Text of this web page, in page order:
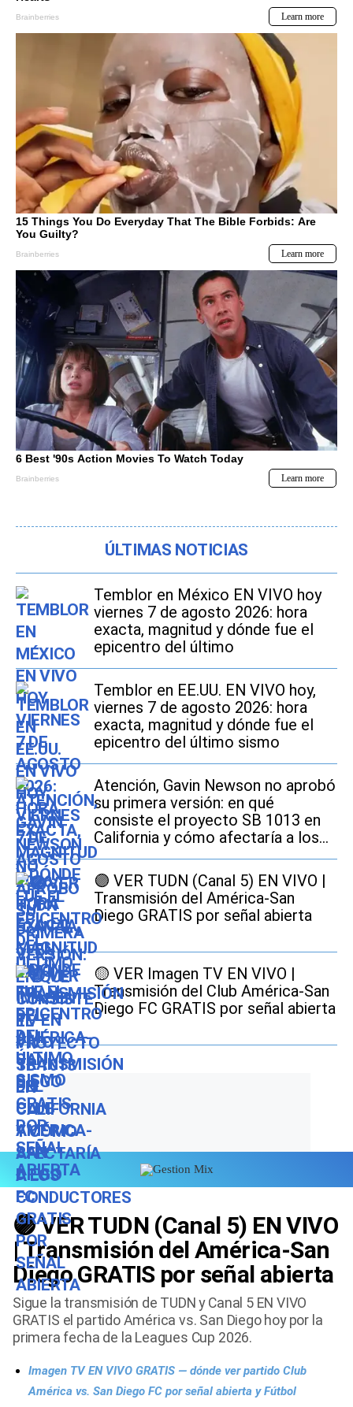
ÚLTIMAS NOTICIAS
Temblor en México EN VIVO hoy
viernes 7 de agosto 2026: hora
exacta, magnitud y dónde fue el
epicentro del último
Temblor en EE.UU. EN VIVO hoy,
viernes 7 de agosto 2026: hora
exacta, magnitud y dónde fue el
epicentro del último sismo
Atención, Gavin Newson no aprobó
su primera versión: en qué
consiste el proyecto SB 1013 en
California y cómo afectaría a los
conductores
🟣 VER TUDN (Canal 5) EN VIVO |
Transmisión del América-San
Diego GRATIS por señal abierta
🟡 VER Imagen TV EN VIVO |
Transmisión del Club América-San
Diego FC GRATIS por señal abierta